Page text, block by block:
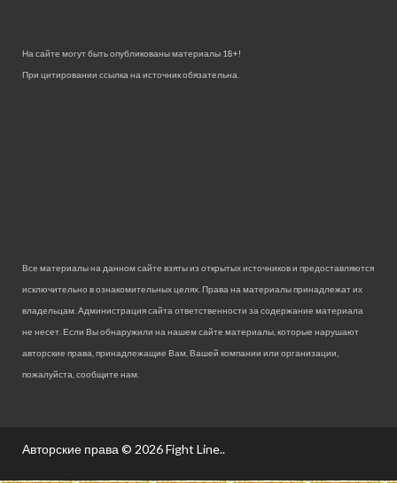
На сайте могут быть опубликованы материалы 18+!
При цитировании ссылка на источник обязательна.
Все материалы на данном сайте взяты из открытых источников и предоставляются
исключительно в ознакомительных целях. Права на материалы принадлежат их
владельцам. Администрация сайта ответственности за содержание материала
не несет. Если Вы обнаружили на нашем сайте материалы, которые нарушают
авторские права, принадлежащие Вам, Вашей компании или организации,
пожалуйста, сообщите нам.
Авторские права © 2026Fight Line..